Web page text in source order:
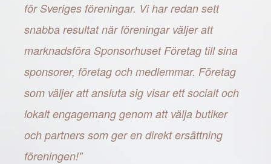
för Sveriges föreningar. Vi har redan sett
snabba resultat när föreningar väljer att
marknadsföra Sponsorhuset Företag till sina
sponsorer, företag och medlemmar. Företag
som väljer att ansluta sig visar ett socialt och
lokalt engagemang genom att välja butiker
och partners som ger en direkt ersättning
föreningen!"